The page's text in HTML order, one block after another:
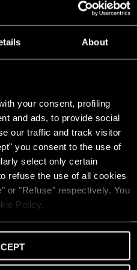
About
your consent, profiling
and ads, to provide social
our traffic and track visitor
you consent to the use of
select only certain
refuse the use of all cookies
or "Refuse" respectively. You
Policy.